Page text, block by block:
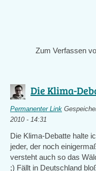
Zum Verfassen
Die Klima-
Permanenter Link
2010 - 14:31
Die Klima-Debatte halte
jeder, der noch
versteht auch so das
;) Fällt in Deutschland